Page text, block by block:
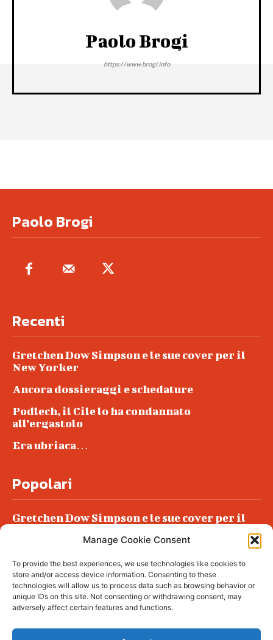
Manage Cookie Consent
To provide the best experiences, we use technologies like cookies to
store and/or access device information. Consenting to these
technologies will allow us to process data such as browsing behavior or
unique IDs on this site. Not consenting or withdrawing consent, may
adversely affect certain features and functions.
Paolo Brogi
https://www.brogi.info
Paolo Brogi
Recenti
Gretchen Dow Simpson e le sue cover per il
New Yorker
Ancora dossieraggi e schedature
Podlech, il Cile lo ha condannato
all’ergastolo
Era ubriaca…
Popolari
Gretchen Dow Simpson e le sue cover per il
Podlech, il Cile lo ha condannato
all’ergastolo
Era ubriaca…